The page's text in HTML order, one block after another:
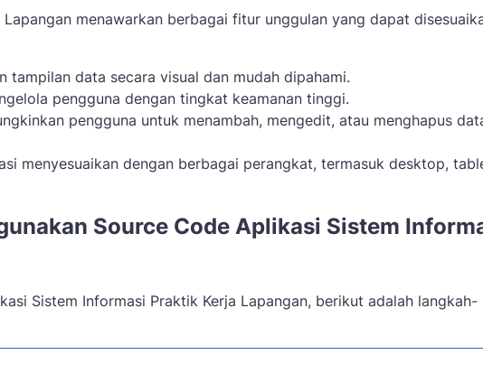
menawarkan berbagai fitur unggulan yang dapat
tampilan data secara visual dan mudah dipahami.
pengguna dengan tingkat keamanan tinggi.
pengguna untuk menambah, mengedit, atau menghapus
menyesuaikan dengan berbagai perangkat, termasuk desktop,
Source Code Aplikasi Sistem
Sistem Informasi Praktik Kerja Lapangan, berikut adalah langkah-